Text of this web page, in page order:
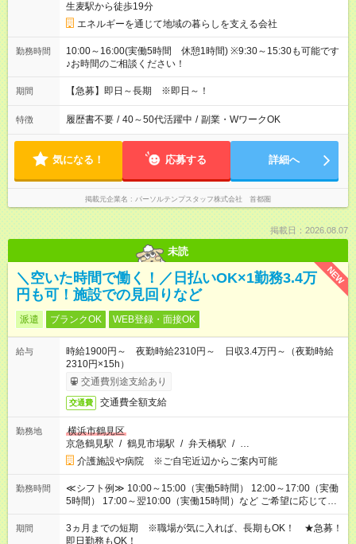
生麦駅から徒歩19分
エネルギーを通じて地域の暮らしを支える会社
勤務時間
10:00～16:00(実働5時間 休憩1時間) ※9:30～15:30も可能です
♪お時間のご相談ください！
期間 【急募】即日～長期 ※即日～！
特徴 履歴書不要 / 40～50代活躍中 / 副業・WワークOK
気になる！ 応募する 詳細へ
掲載元企業名 パーソルテンプスタッフ株式会社 首都圏
掲載日：2026.08.07
未読
NEW
＼空いた時間で働く！／日払いOK×1勤務3.4万
円も可！施設での見回りなど
派遣 ブランクOK WEB登録・面接OK
給与
時給1900円～ 夜勤時給2310円～ 日収3.4万円～（夜勤時給
2310円×15h）
交通費別途支給あり
交通費 交通費全額支給
勤務地
横浜市鶴見区
京急鶴見駅 / 鶴見市場駅 / 弁天橋駅 / …
介護施設や病院 ※ご自宅近辺からご案内可能
勤務時間
≪シフト例≫ 10:00～15:00（実働5時間） 12:00～17:00（実働
5時間） 17:00～翌10:00（実働15時間）など ご希望に応じて、
働く時間は調整できます！ お気軽に担当へ相談ください！
期間
3ヵ月までの短期 ※職場が気に入れば、長期もOK！ ★急募！
即日勤務もOK！